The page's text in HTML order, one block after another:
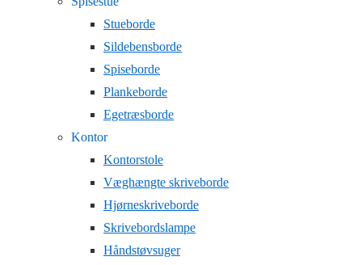
Stueborde
Sildebensborde
Spiseborde
Plankeborde
Egetræsborde
Kontor
Kontorstole
Væghængte skriveborde
Hjørneskriveborde
Skrivebordslampe
Håndstøvsuger